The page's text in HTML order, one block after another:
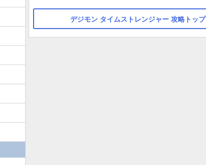
デジモン タイムストレンジャー 攻略トップ